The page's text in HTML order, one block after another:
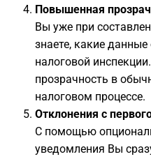
Повышенная
Вы уже при
знаете, какие
налоговой
прозрачность в
налоговом процессе.
Отклонения с
С помощью
уведомления Вы